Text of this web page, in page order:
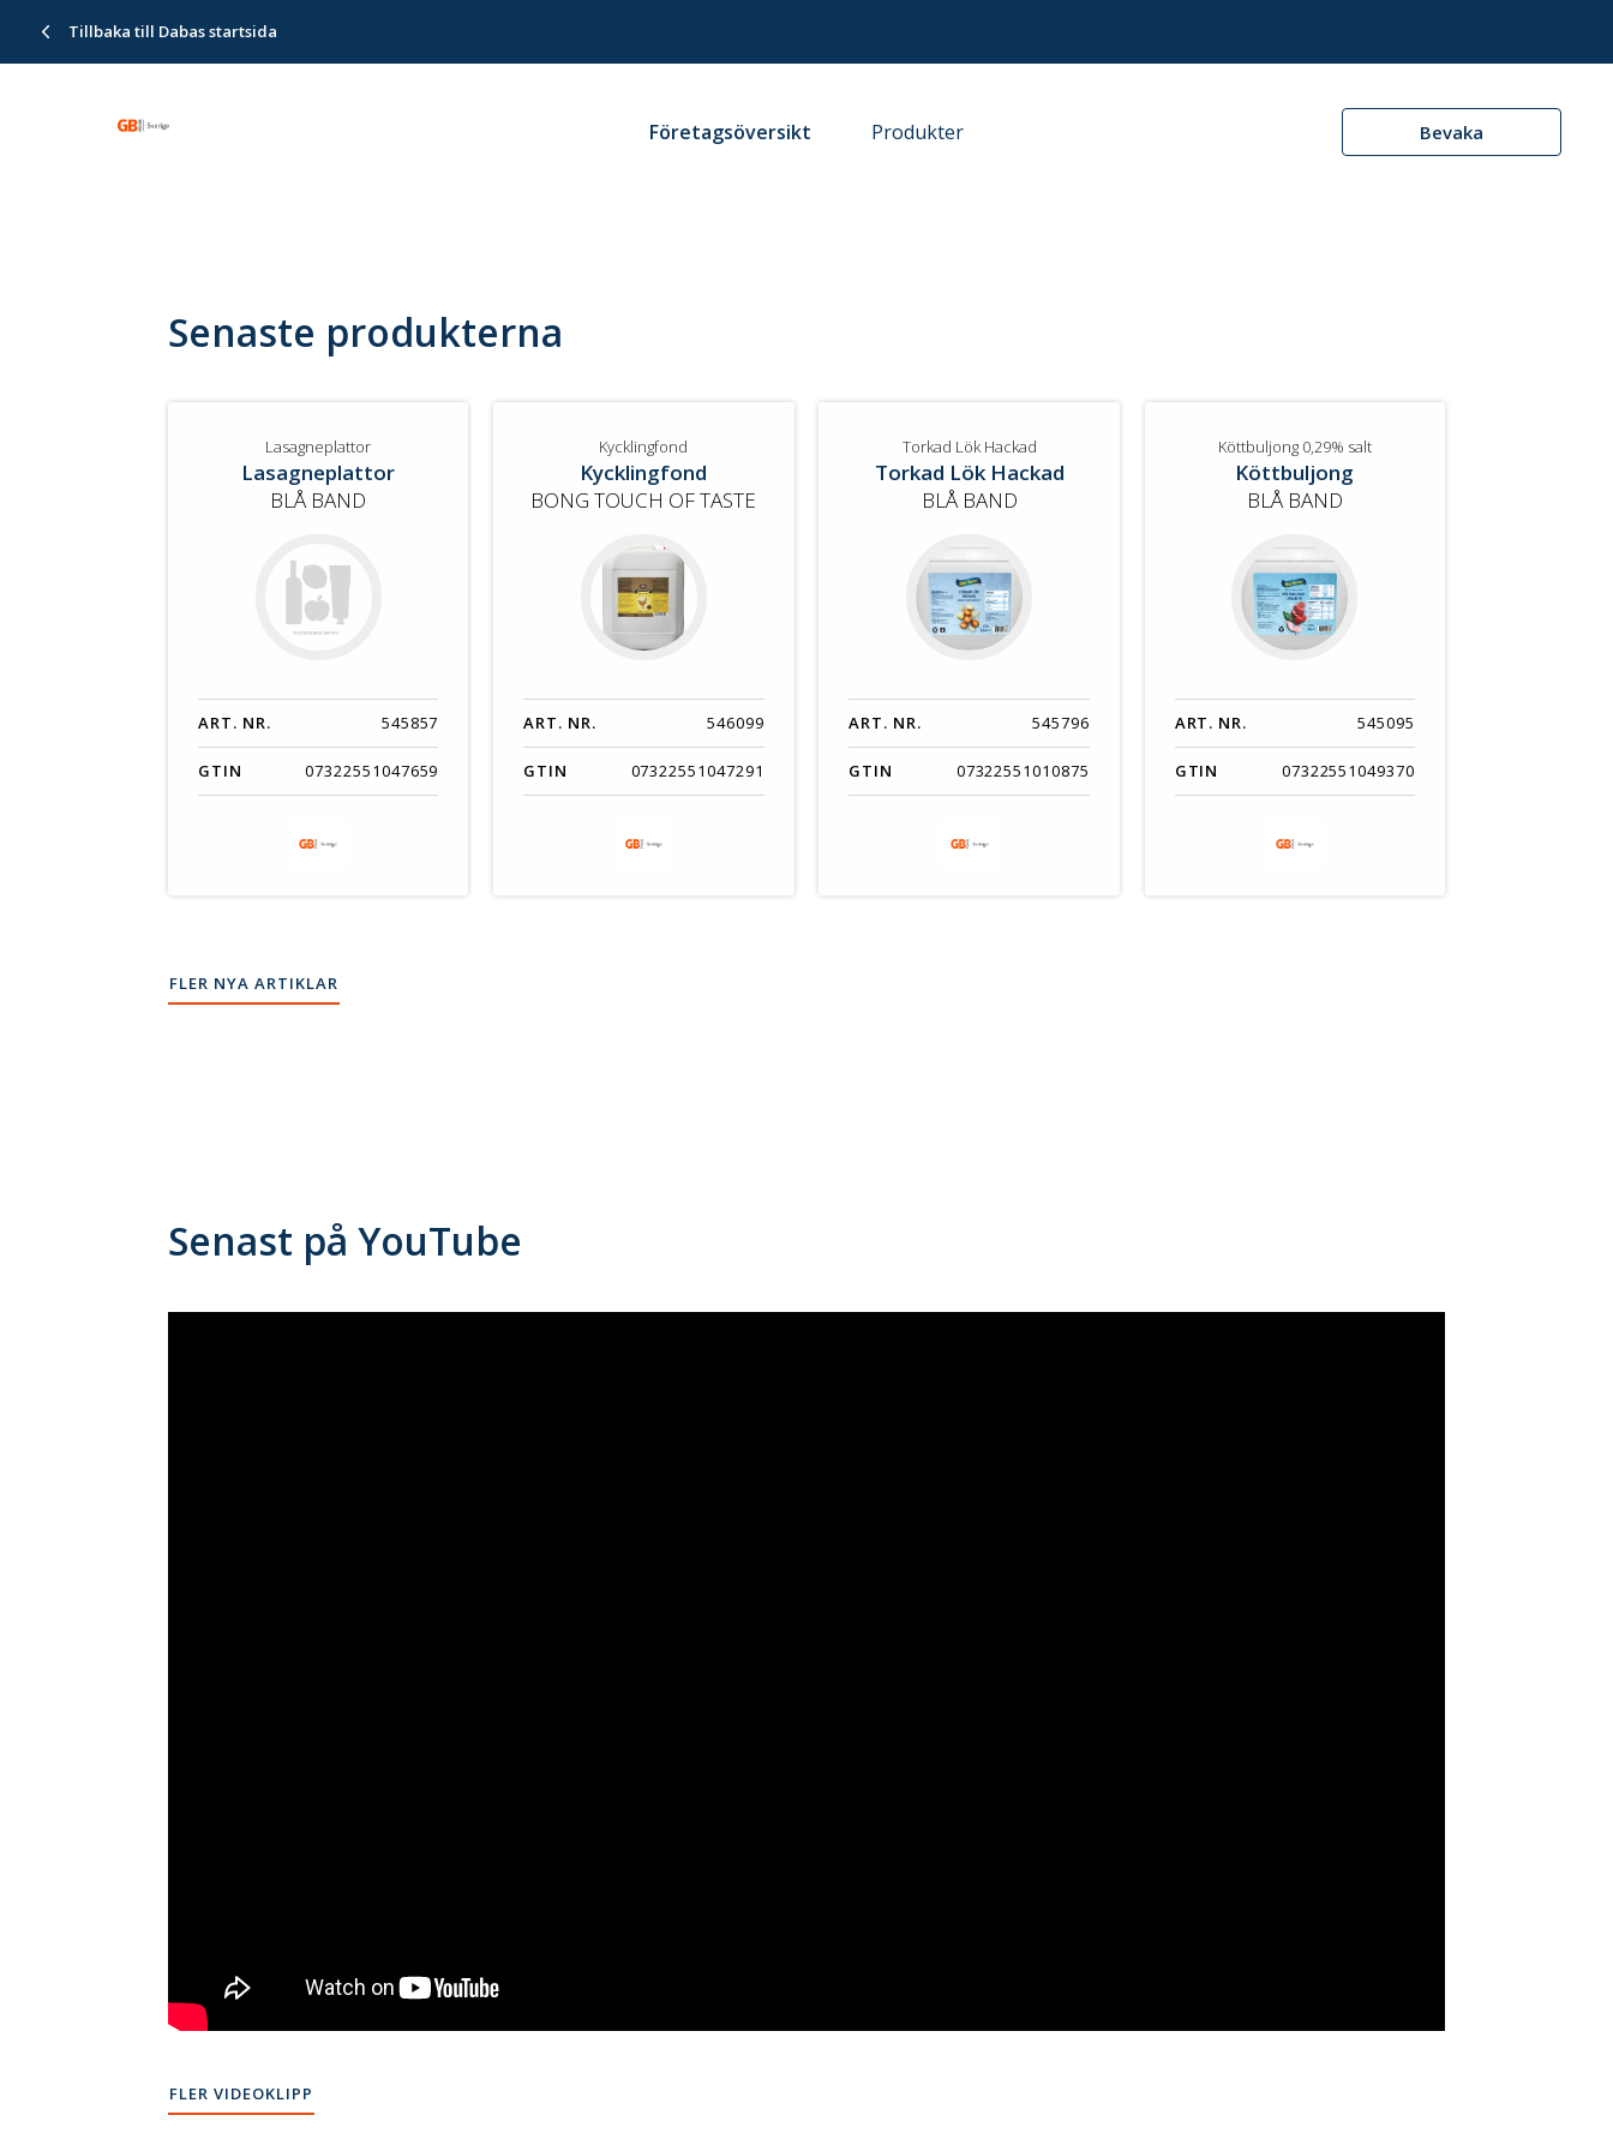
Tillbaka till Dabas startsida
Företagsöversikt Produkter Bevaka
Senaste produkterna
Lasagneplattor
Lasagneplattor
BLÅ BAND
ART. NR. 545857
GTIN 07322551047659
Kycklingfond
Kycklingfond
BONG TOUCH OF TASTE
ART. NR. 546099
GTIN 07322551047291
Torkad Lök Hackad
Torkad Lök Hackad
BLÅ BAND
ART. NR. 545796
GTIN 07322551010875
Köttbuljong 0,29% salt
Köttbuljong
BLÅ BAND
ART. NR. 545095
GTIN 07322551049370
FLER NYA ARTIKLAR
Senast på YouTube
FLER VIDEOKLIPP